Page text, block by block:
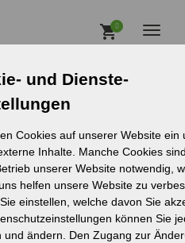
und Dienste-
Cookies auf unserer Website ein
Inhalte. Manche Cookies
unserer Website notwendig,
helfen unsere Website zu
einstellen, welche davon Sie
können Sie
und ändern. Den Zugang zur
0
Pro